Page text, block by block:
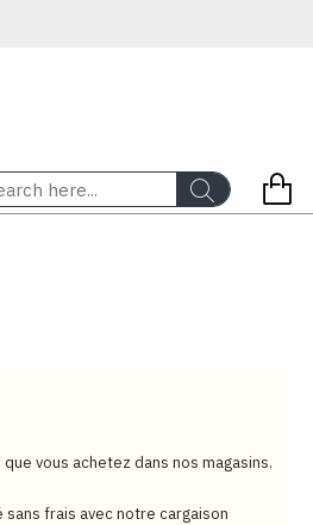
vous achetez dans nos magasins.
frais avec notre cargaison